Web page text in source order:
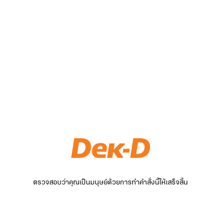
ตรวจสอบว่าคุณเป็นมนุษย์ด้วยการทำคำสั่งนี้ให้เสร็จสิ้น